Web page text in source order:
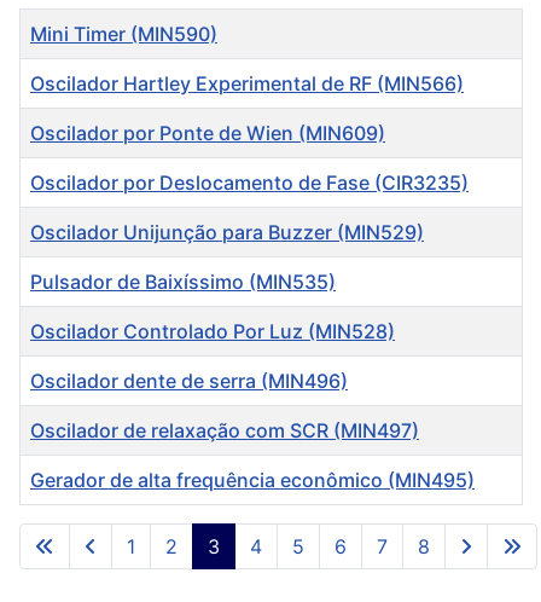
Artigos
Título
Mini Timer (MIN590)
Oscilador Hartley Experimental de RF (MIN566)
Oscilador por Ponte de Wien (MIN609)
Oscilador por Deslocamento de Fase (CIR3235)
Oscilador Unijunção para Buzzer (MIN529)
Pulsador de Baixíssimo (MIN535)
Oscilador Controlado Por Luz (MIN528)
Oscilador dente de serra (MIN496)
Oscilador de relaxação com SCR (MIN497)
Gerador de alta frequência econômico (MIN495)
Página 3 de 8
1 2 3 4 5 6 7 8